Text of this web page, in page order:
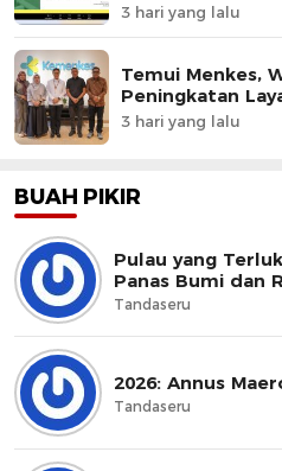
3 hari yang lalu
Temui Menkes,
Peningkatan
3 hari yang lalu
BUAH PIKIR
Pulau yang
Panas Bumi dan
Tandaseru
2026: Annus
Tandaseru